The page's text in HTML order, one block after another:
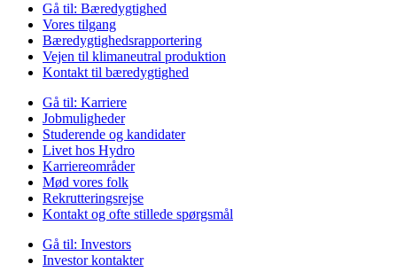
Gå til: Bæredygtighed
Vores tilgang
Bæredygtighedsrapportering
Vejen til klimaneutral produktion
Kontakt til bæredygtighed
Gå til: Karriere
Jobmuligheder
Studerende og kandidater
Livet hos Hydro
Karriereområder
Mød vores folk
Rekrutteringsrejse
Kontakt og ofte stillede spørgsmål
Gå til: Investors
Investor kontakter